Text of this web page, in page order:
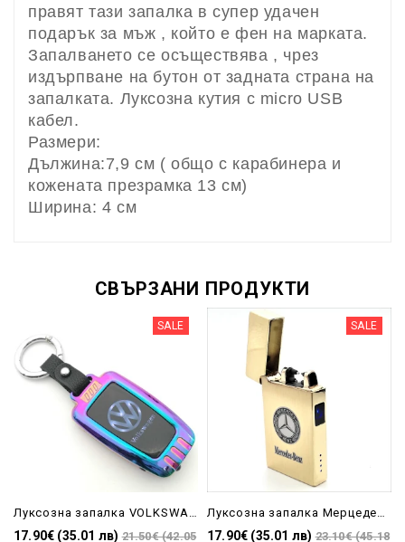
правят тази запалка в супер удачен
подарък за мъж , който е фен на марката.
Запалването се осъществява , чрез
издърпване на бутон от задната страна на
запалката. Луксозна кутия с micro USB
кабел.
Размери:
Дължина:7,9 см ( общо с карабинера и
кожената презрамка 13 см)
Ширина: 4 см
СВЪРЗАНИ ПРОДУКТИ
SALE
17.90€ (35.01 лв) 21.50€ (42.05
SALE
17.90€ (35.01 лв) 23.10€ (45.18